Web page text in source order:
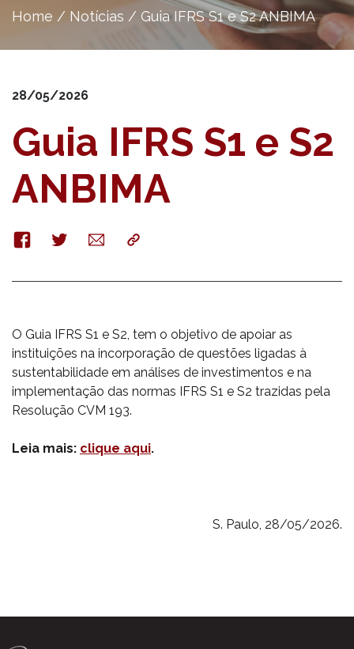
Home / Notícias / Guia IFRS S1 e S2 ANBIMA
28/05/2026
Guia IFRS S1 e S2
ANBIMA
FacebookTwitterE-
mail
Copy
O Guia IFRS S1 e S2, tem o objetivo de apoiar as
instituições na incorporação de questões ligadas à
sustentabilidade em análises de investimentos e na
implementação das normas IFRS S1 e S2 trazidas pela
Resolução CVM 193.
Leia mais: clique aqui.
S. Paulo, 28/05/2026.